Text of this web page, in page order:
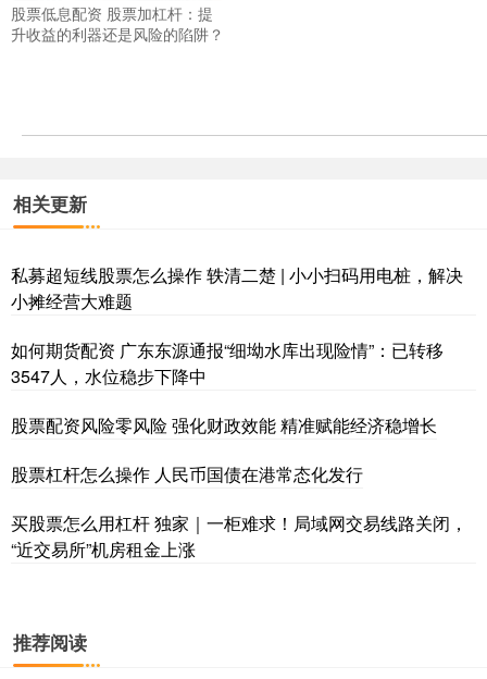
股票低息配资 股票加杠杆：提
升收益的利器还是风险的陷阱？
相关更新
私募超短线股票怎么操作 轶清二楚 | 小小扫码用电桩，解决
小摊经营大难题
如何期货配资 广东东源通报“细坳水库出现险情”：已转移
3547人，水位稳步下降中
股票配资风险零风险 强化财政效能 精准赋能经济稳增长
股票杠杆怎么操作 人民币国债在港常态化发行
买股票怎么用杠杆 独家｜一柜难求！局域网交易线路关闭，
“近交易所”机房租金上涨
推荐阅读